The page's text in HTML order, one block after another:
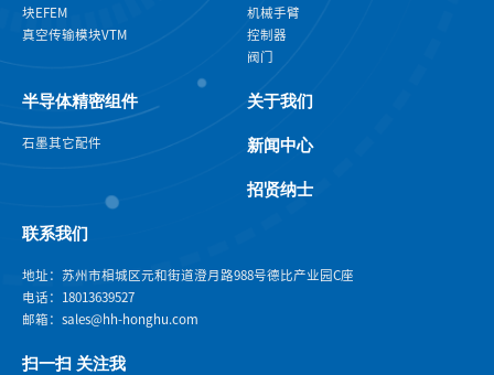
块EFEM
真空传输模块VTM
机械手臂
控制器
阀门
半导体精密组件
石墨其它配件
关于我们
新闻中心
招贤纳士
联系我们
地址：苏州市相城区元和街道澄月路988号德比产业园C座
电话：18013639527
邮箱：sales@hh-honghu.com
扫一扫 关注我